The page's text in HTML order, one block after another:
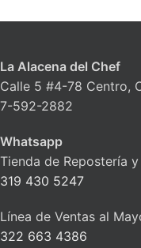
La Alacena del Chef
Calle 5 #4-78 Centro,
7-592-2882
Whatsapp
Tienda de Repostería
319 430 5247
Línea de Ventas al
322 663 4386